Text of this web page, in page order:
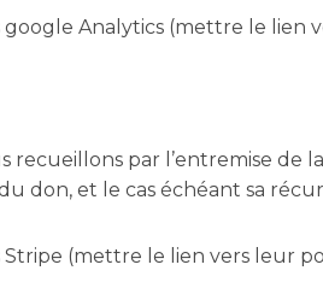
Analytics (mettre le lien
par l’entremise
don, et le cas échéant sa
(mettre le lien vers leur